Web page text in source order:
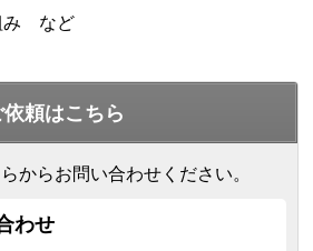
み など
頼はこちら
からお問い合わせください。
わせ